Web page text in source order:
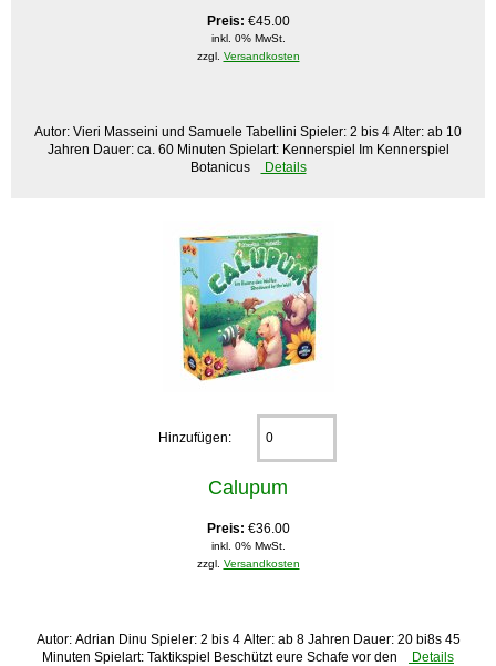
Preis: €45.00
inkl. 0% MwSt.
zzgl. Versandkosten
Autor: Vieri Masseini und Samuele Tabellini Spieler: 2 bis 4 Alter: ab 10
Jahren Dauer: ca. 60 Minuten Spielart: Kennerspiel Im Kennerspiel
Botanicus
Details
Hinzufügen:
Calupum
Preis: €36.00
inkl. 0% MwSt.
zzgl. Versandkosten
Autor: Adrian Dinu Spieler: 2 bis 4 Alter: ab 8 Jahren Dauer: 20 bi8s 45
Minuten Spielart: Taktikspiel Beschützt eure Schafe vor den
Details